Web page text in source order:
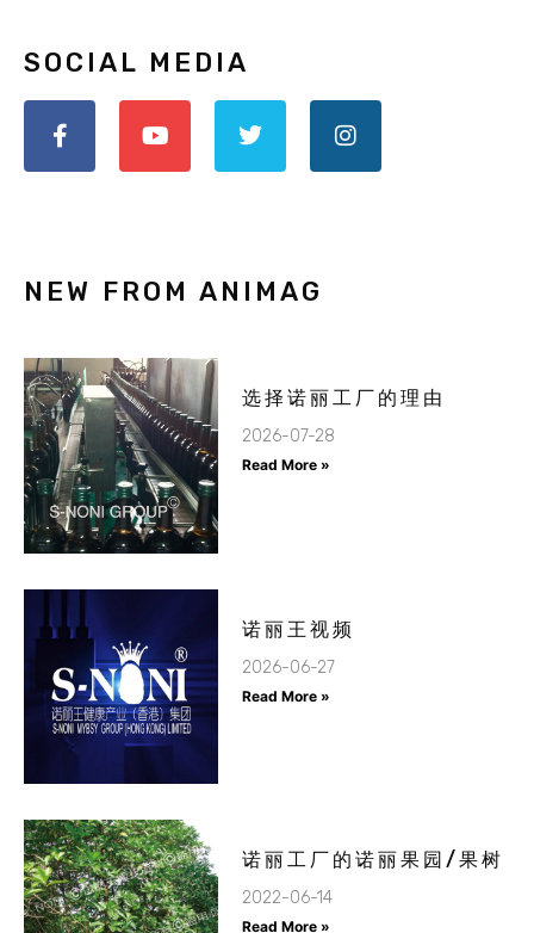
SOCIAL MEDIA
NEW FROM ANIMAG
选择诺丽工厂的理由
2026-07-28
Read More »
诺丽王视频
2026-06-27
Read More »
诺丽工厂的诺丽果园/果树
2022-06-14
Read More »